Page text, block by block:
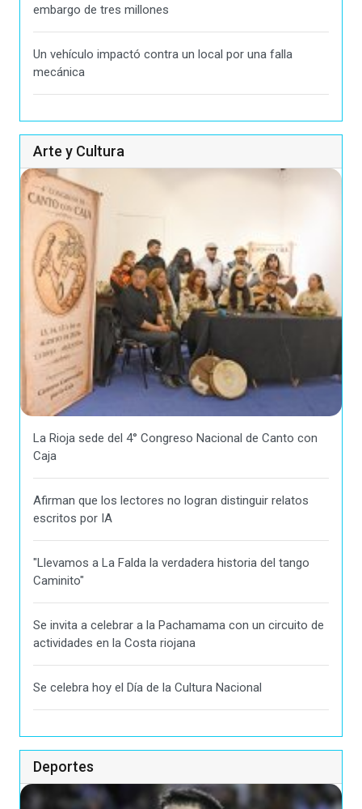
embargo de tres millones
Un vehículo impactó contra un local por una falla
mecánica
Arte y Cultura
La Rioja sede del 4° Congreso Nacional de Canto con
Caja
Afirman que los lectores no logran distinguir relatos
escritos por IA
"Llevamos a La Falda la verdadera historia del tango
Caminito"
Se invita a celebrar a la Pachamama con un circuito de
actividades en la Costa riojana
Se celebra hoy el Día de la Cultura Nacional
Deportes